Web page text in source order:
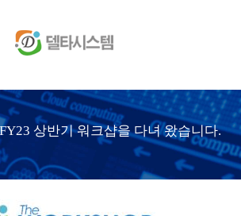
상반기 워크샵을 다녀 왔습니다.